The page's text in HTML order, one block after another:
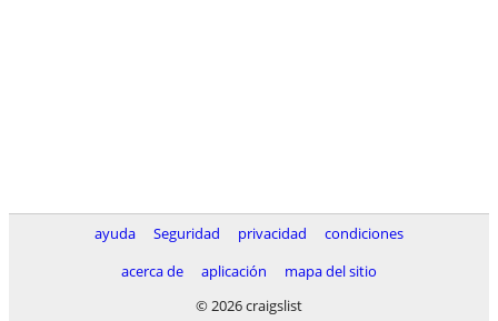
ayuda Seguridad privacidad
condiciones
acerca de
aplicación
mapa del sitio
© 2026 craigslist